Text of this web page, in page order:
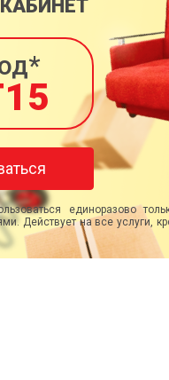
единоразово
Действует на все услуги,